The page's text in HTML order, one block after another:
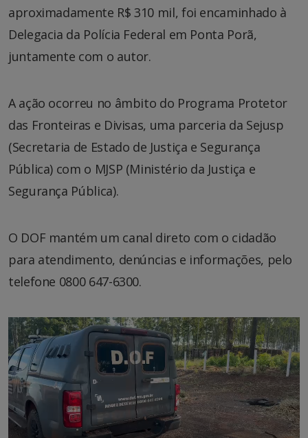
aproximadamente R$ 310 mil, foi encaminhado à
Delegacia da Polícia Federal em Ponta Porã,
juntamente com o autor.
A ação ocorreu no âmbito do Programa Protetor
das Fronteiras e Divisas, uma parceria da Sejusp
(Secretaria de Estado de Justiça e Segurança
Pública) com o MJSP (Ministério da Justiça e
Segurança Pública).
O DOF mantém um canal direto com o cidadão
para atendimento, denúncias e informações, pelo
telefone 0800 647-6300.